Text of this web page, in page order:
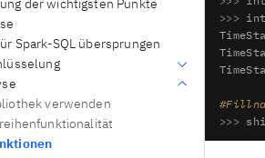
der wichtigsten Punkte
Spark-SQL übersprungen
verwenden
>>>
#Fillna
>>>